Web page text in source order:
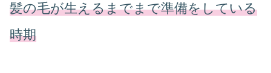
髪の毛が生えるまでまで準備をしている
時期